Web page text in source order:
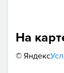
На
© Яндекс